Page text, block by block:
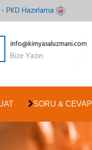
PKD Hazırlama
info@kimyasaluzmani.com
Bize Yazın
SORU & CEVAP